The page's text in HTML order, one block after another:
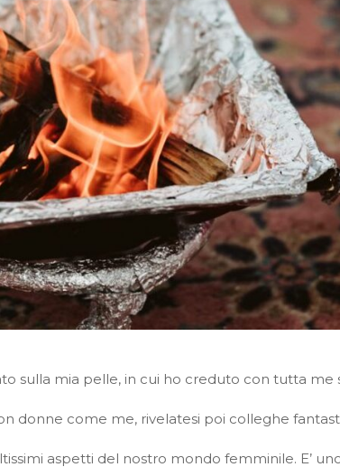
sulla mia pelle, in cui ho creduto con tutta
donne come me, rivelatesi poi colleghe
aspetti del nostro mondo femminile. E’